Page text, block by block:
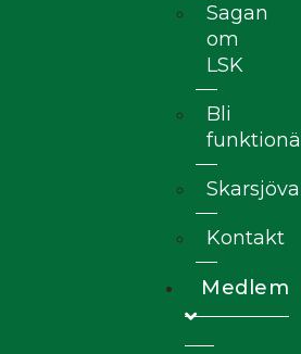
Sagan
om
LSK
Bli
Kontakt
Medlem